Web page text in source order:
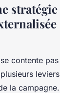
stratégie
contente pas
la